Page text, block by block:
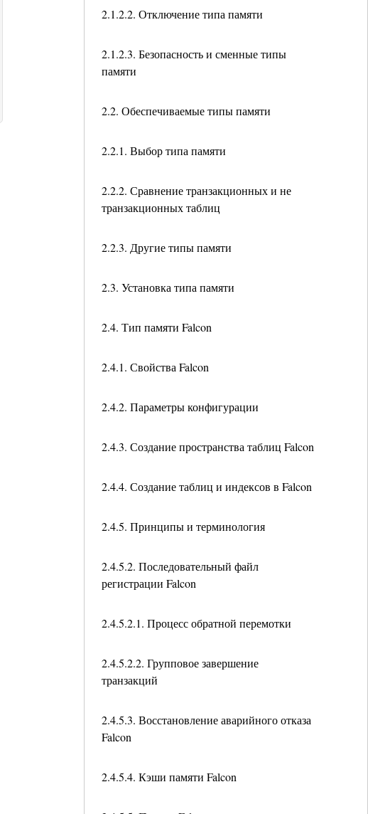
2.1.2.2. Отключение типа памяти
2.1.2.3. Безопасность и сменные типы
памяти
2.2. Обеспечиваемые типы памяти
2.2.1. Выбор типа памяти
2.2.2. Сравнение транзакционных и не
транзакционных таблиц
2.2.3. Другие типы памяти
2.3. Установка типа памяти
2.4. Тип памяти Falcon
2.4.1. Свойства Falcon
2.4.2. Параметры конфигурации
2.4.3. Создание пространства таблиц Falcon
2.4.4. Создание таблиц и индексов в Falcon
2.4.5. Принципы и терминология
2.4.5.2. Последовательный файл
регистрации Falcon
2.4.5.2.1. Процесс обратной перемотки
2.4.5.2.2. Групповое завершение
транзакций
2.4.5.3. Восстановление аварийного отказа
Falcon
2.4.5.4. Кэши памяти Falcon